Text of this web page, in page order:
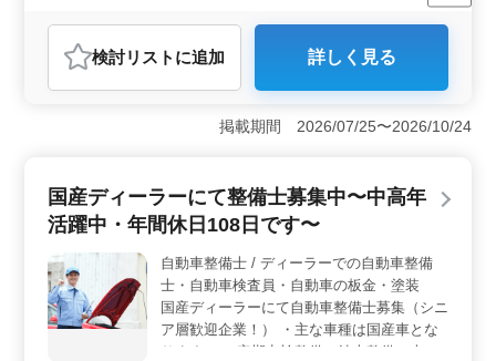
おすすめポイント
＜外車整備のプロを求む＞ フィアットやポルシェなど
の輸入車整備に関わる、経験豊富な自動車整備士を募集
の長期勤務が可能です。 ＜充実した働きやすさ＞
っかり確保し、メリハリのあるライフワークバランスを
実現できます。また、福利厚生も充実しており、従業員
の健康と安心をサポートしています。 ＜成長と安定
を兼ね備えた環境＞ 平均年齢45.9歳の組織で、技術の
向上とキャリアの発展が期待できます。外国製自動車の
販売と整備業を手がける当社では、長年の実績と信頼に
裏打ちされた安定した環境で、自身のスキルを存分に活
かし、将来にわたって働けることができます。
検討リスト に追加 詳しく見る
掲載期間 2026/07/25〜2026/10/24
国産ディーラーにて整備士募集中〜中高年
活躍中・年間休日108日です〜
自動車整備士 / ディーラーでの自動車整備
士・自動車検査員・自動車の板金・塗装
国産ディーラーにて自動車整備士募集（シニ
ア層歓迎企業！） ・主な車種は国産車とな
ります。 ・定期点検整備、納車整備、車検